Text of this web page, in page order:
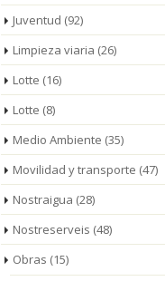
Juventud (92)
Limpieza viaria (26)
Lotte (16)
Lotte (8)
Medio Ambiente (35)
Movilidad y transporte (47)
Nostraigua (28)
Nostreserveis (48)
Obras (15)